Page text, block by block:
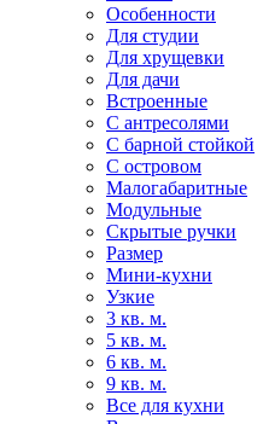
Особенности
Для студии
Для хрущевки
Для дачи
Встроенные
С антресолями
С барной стойкой
С островом
Малогабаритные
Модульные
Скрытые ручки
Размер
Мини-кухни
Узкие
3 кв. м.
5 кв. м.
6 кв. м.
9 кв. м.
Все для кухни